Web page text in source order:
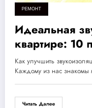
РЕМОНТ
Идеальная
квартире: 10
вашего уюта
Как улучшить
Каждому из нас
Читать Далее